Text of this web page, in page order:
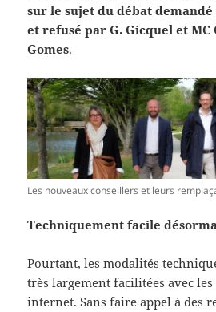
sur le sujet du débat
et refusé par G. Gicquel et MC
Gomes.
Les nouveaux conseillers et leurs
Techniquement facile
Pourtant, les modalités
très largement facilitées avec
internet. Sans faire appel à des